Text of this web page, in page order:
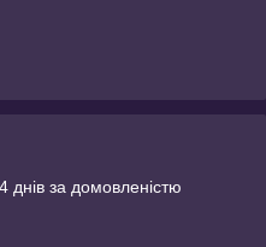
за домовленістю